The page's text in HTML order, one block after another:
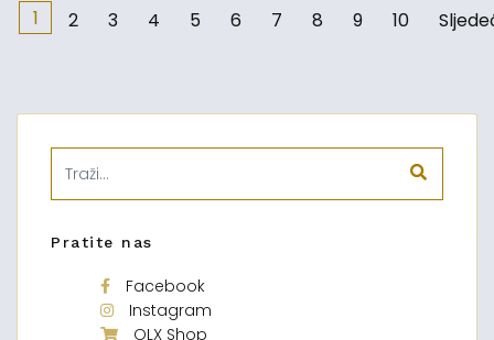
1 2 3 4 5 6 7 8 9 10
Pratite nas
Facebook
Instagram
OLX Shop